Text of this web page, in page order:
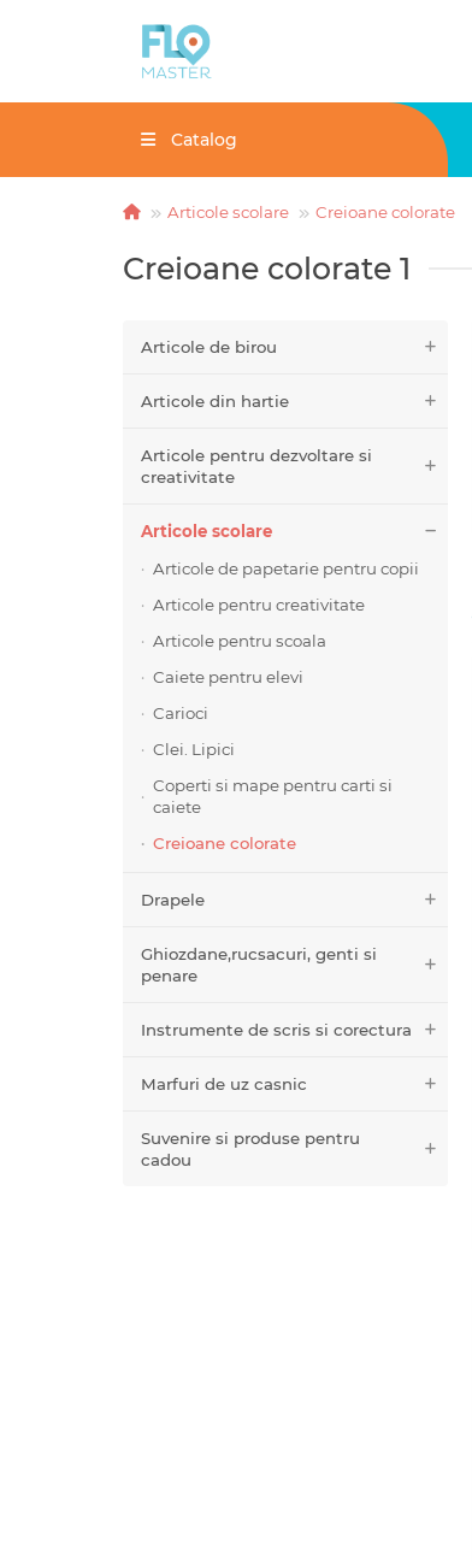
Catalog
Articole scolare Creioane colorate
Creioane colorate 1
Articole de birou
Articole din hartie
Articole pentru dezvoltare si
creativitate
Articole scolare
Articole de papetarie pentru copii
Articole pentru creativitate
Articole pentru scoala
Caiete pentru elevi
Carioci
Clei. Lipici
Coperti si mape pentru carti si
caiete
Creioane colorate
Drapele
Ghiozdane,rucsacuri, genti si
penare
Instrumente de scris si corectura
Marfuri de uz casnic
Suvenire si produse pentru
cadou